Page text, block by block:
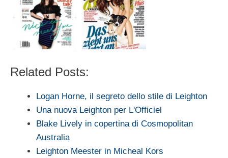
Related Posts:
Logan Horne, il segreto dello stile di Leighton
Una nuova Leighton per L'Officiel
Blake Lively in copertina di Cosmopolitan
Australia
Leighton Meester in Micheal Kors